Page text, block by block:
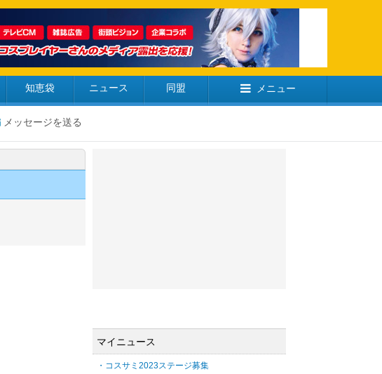
知恵袋 ニュース 同盟 メニュー
メッセージを送る
マイニュース
・コスサミ2023ステージ募集